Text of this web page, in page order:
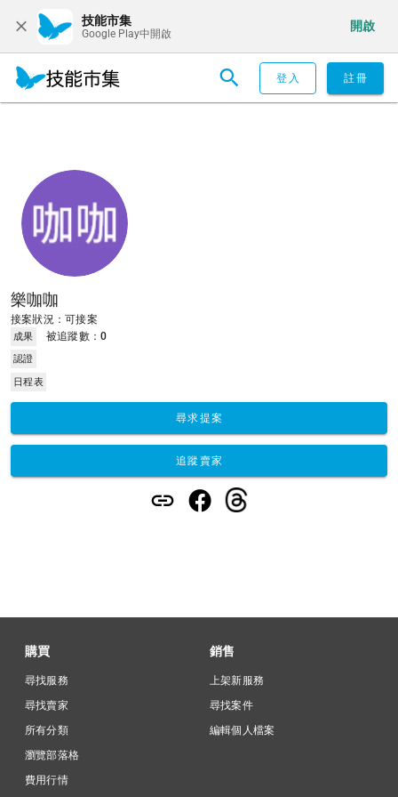
技能市集
Google Play中開啟
開啟
登入 註冊
樂咖咖
接案狀況：可接案
成果 被追蹤數：0
認證
日程表
尋求提案
追蹤賣家
購買
尋找服務
尋找賣家
所有分類
瀏覽部落格
費用行情
銷售
上架新服務
尋找案件
編輯個人檔案